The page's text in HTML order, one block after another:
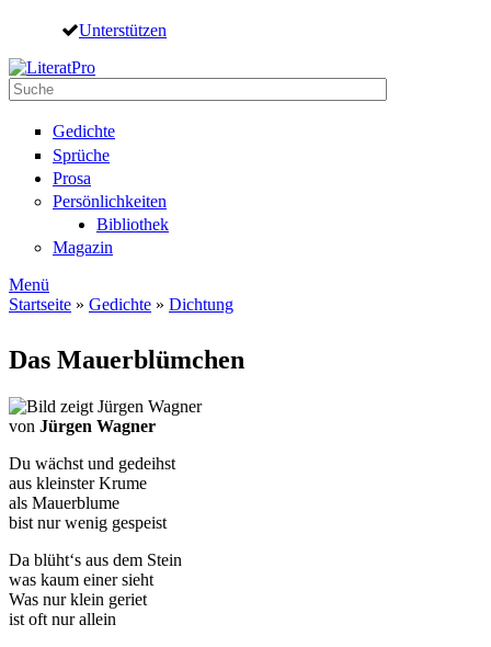
Direkt zum Inhalt
Unterstützen
Suche
Gedichte
Sprüche
Prosa
Persönlichkeiten
Bibliothek
Magazin
Menü
Startseite » Gedichte » Dichtung
Das Mauerblümchen
von Jürgen Wagner
Du wächst und gedeihst
aus kleinster Krume
als Mauerblume
bist nur wenig gespeist
Da blüht‘s aus dem Stein
was kaum einer sieht
Was nur klein geriet
ist oft nur allein